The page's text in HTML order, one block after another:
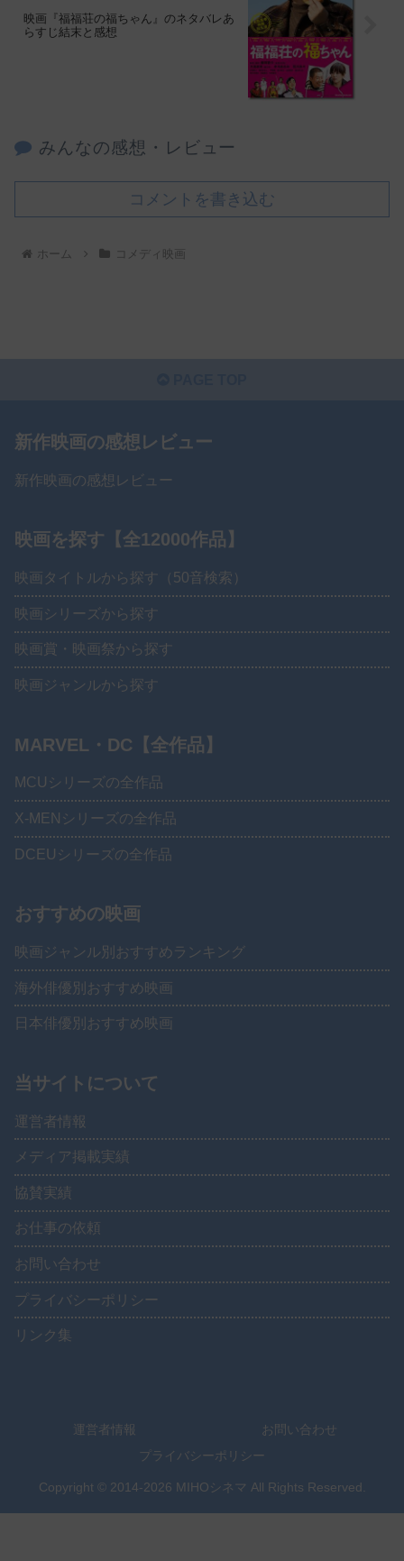
映画『福福荘の福ちゃん』のネタバレあ
らすじ結末と感想
みんなの感想・レビュー
コメントを書き込む
ホーム コメディ映画
新作映画の感想レビュー
新作映画の感想レビュー
映画を探す【全12000作品】
映画タイトルから探す（50音検索）
映画シリーズから探す
映画賞・映画祭から探す
映画ジャンルから探す
MARVEL・DC【全作品】
MCUシリーズの全作品
X-MENシリーズの全作品
DCEUシリーズの全作品
おすすめの映画
映画ジャンル別おすすめランキング
海外俳優別おすすめ映画
日本俳優別おすすめ映画
当サイトについて
運営者情報
メディア掲載実績
協賛実績
お仕事の依頼
お問い合わせ
プライバシーポリシー
リンク集
運営者情報
お問い合わせ
プライバシーポリシー
Copyright © 2014-2026 MIHOシネマ All Rights Reserved.